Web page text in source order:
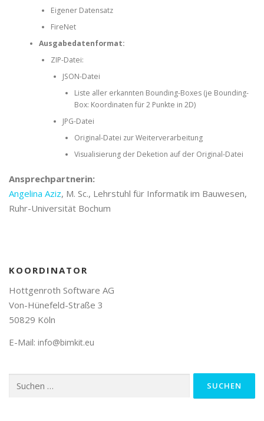
Eigener Datensatz
FireNet
Ausgabedatenformat:
ZIP-Datei:
JSON-Datei
Liste aller erkannten Bounding-Boxes (je Bounding-
Box: Koordinaten für 2 Punkte in 2D)
JPG-Datei
Original-Datei zur Weiterverarbeitung
Visualisierung der Deketion auf der Original-Datei
Ansprechpartnerin:
Angelina Aziz, M. Sc., Lehrstuhl für Informatik im Bauwesen,
Ruhr-Universität Bochum
KOORDINATOR
Hottgenroth Software AG
Von-Hünefeld-Straße 3
50829 Köln
E-Mail: info@bimkit.eu
nach: